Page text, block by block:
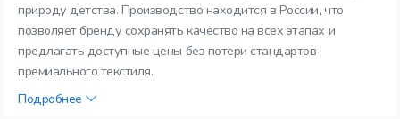
природу детства. Производство находится в России, что
позволяет бренду сохранять качество на всех этапах и
предлагать доступные цены без потери стандартов
премиального текстиля.
Подробнее